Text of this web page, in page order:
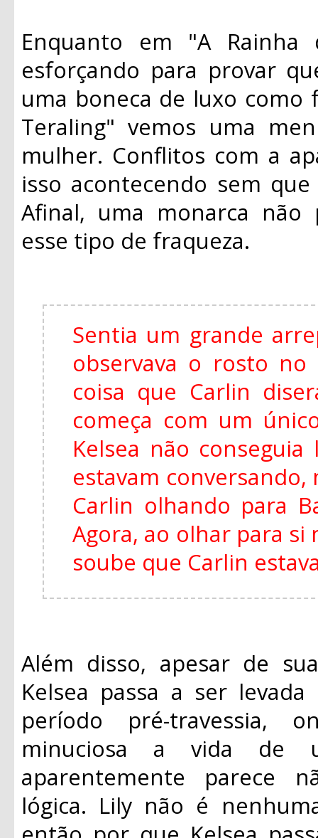
Enquanto em "A Rainha
esforçando para provar
uma boneca de luxo como
Teraling" vemos uma
mulher. Conflitos com a
isso acontecendo sem
Afinal, uma monarca não
esse tipo de fraqueza.
Sentia um grande
observava o rosto
coisa que Carlin
começa com um
Kelsea não
estavam
Carlin olhando para
Agora, ao olhar para si
soube que Carlin
Além disso, apesar de
Kelsea passa a ser
período pré-travessia,
minuciosa a vida de
aparentemente parece
lógica. Lily não é